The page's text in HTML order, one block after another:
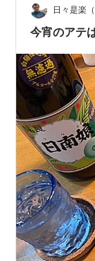
はなく、毎日
うめんのマン
日々是楽
今宵のアテ